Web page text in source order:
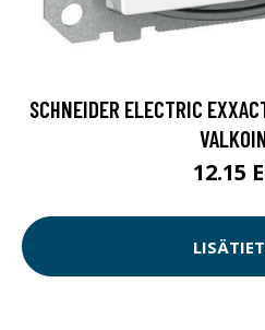
SCHNEIDER ELECTRIC
12.15